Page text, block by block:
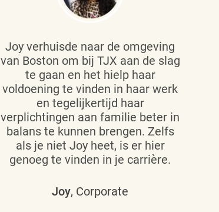
Joy verhuisde naar de omgeving
van Boston om bij TJX aan de slag
te gaan en het hielp haar
voldoening te vinden in haar werk
en tegelijkertijd haar
verplichtingen aan familie beter in
balans te kunnen brengen. Zelfs
als je niet Joy heet, is er hier
genoeg te vinden in je carrière.
Joy, Corporate